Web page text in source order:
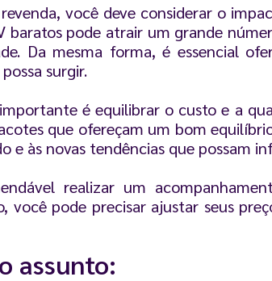
você deve considerar o
baratos pode atrair um grande
Da mesma forma, é essencial
surgir.
é equilibrar o custo e a
que ofereçam um bom
e às novas tendências que possam
realizar um
você pode precisar ajustar seus
assunto: